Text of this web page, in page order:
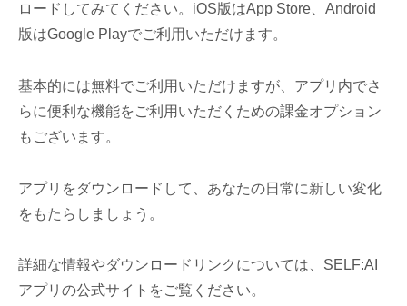
ロードしてみてください。iOS版はApp Store、Android
版はGoogle Playでご利用いただけます。
基本的には無料でご利用いただけますが、アプリ内でさ
らに便利な機能をご利用いただくための課金オプション
もございます。
アプリをダウンロードして、あなたの日常に新しい変化
をもたらしましょう。
詳細な情報やダウンロードリンクについては、SELF:AI
アプリの公式サイトをご覧ください。